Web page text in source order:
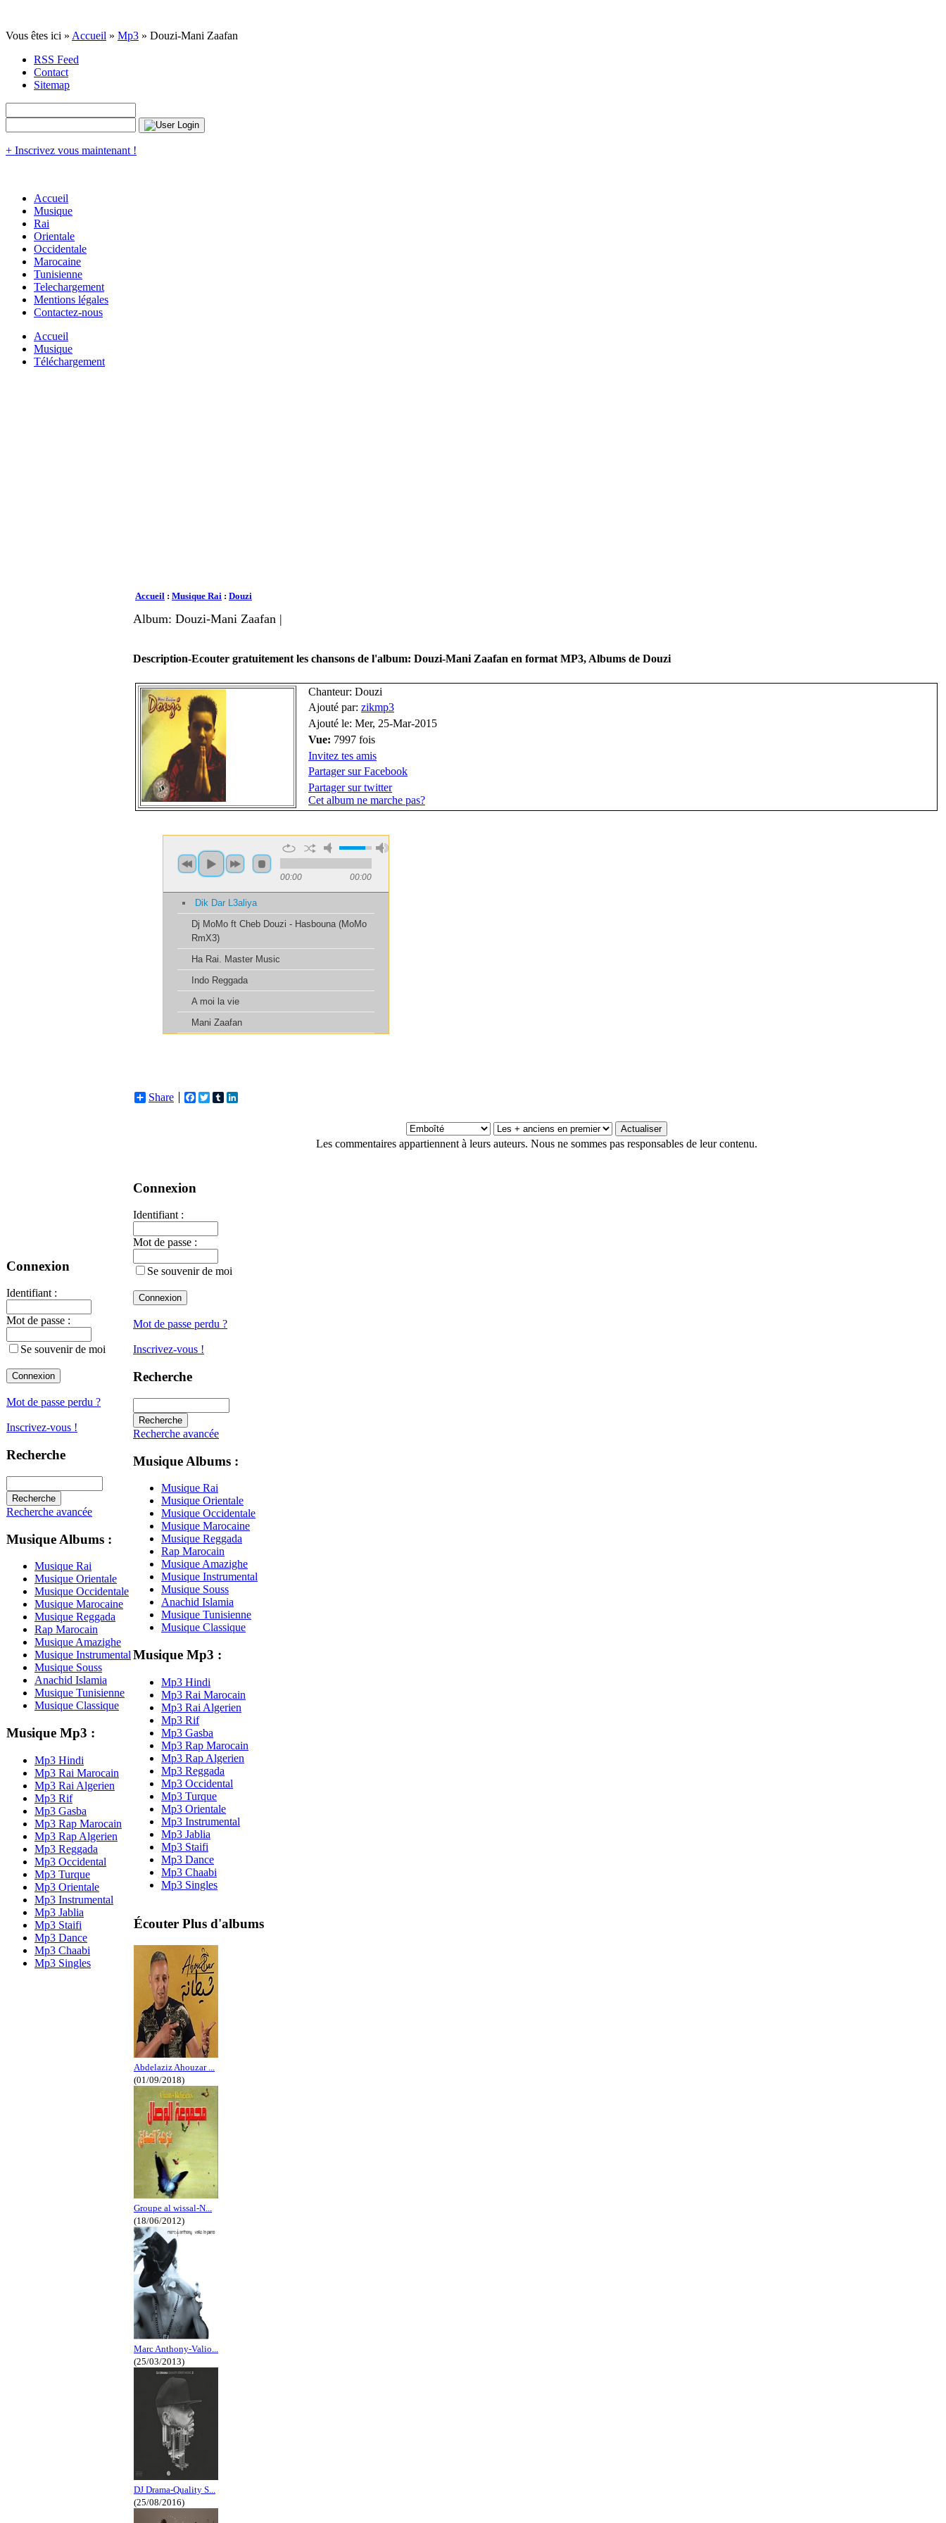
Vous êtes ici » Accueil » Mp3 » Douzi-Mani Zaafan
RSS Feed
Contact
Sitemap
+ Inscrivez vous maintenant !
Accueil
Musique
Rai
Orientale
Occidentale
Marocaine
Tunisienne
Telechargement
Mentions légales
Contactez-nous
Accueil
Musique
Téléchargement
Connexion
Identifiant :
Mot de passe :
Se souvenir de moi
Mot de passe perdu ?
Inscrivez-vous !
Recherche
Recherche avancée
Musique Albums :
Musique Rai
Musique Orientale
Musique Occidentale
Musique Marocaine
Musique Reggada
Rap Marocain
Musique Amazighe
Musique Instrumental
Musique Souss
Anachid Islamia
Musique Tunisienne
Musique Classique
Musique Mp3 :
Mp3 Hindi
Mp3 Rai Marocain
Mp3 Rai Algerien
Mp3 Rif
Mp3 Gasba
Mp3 Rap Marocain
Mp3 Rap Algerien
Mp3 Reggada
Mp3 Occidental
Mp3 Turque
Mp3 Orientale
Mp3 Instrumental
Mp3 Jablia
Mp3 Staifi
Mp3 Dance
Mp3 Chaabi
Mp3 Singles
Accueil : Musique Rai : Douzi
Album: Douzi-Mani Zaafan |
Description-Ecouter gratuitement les chansons de l'album: Douzi-Mani Zaafan en format MP3, Albums de Douzi
Chanteur: Douzi
Ajouté par: zikmp3
Ajouté le: Mer, 25-Mar-2015
Vue: 7997 fois
Invitez tes amis
Partager sur Facebook
Partager sur twitter
Cet album ne marche pas?
Share Facebook
TwitterTumblr
Les commentaires appartiennent à leurs auteurs. Nous ne sommes pas responsables de leur contenu.
Connexion
Identifiant :
Mot de passe :
Se souvenir de moi
Mot de passe perdu ?
Inscrivez-vous !
Recherche
Recherche avancée
Musique Albums :
Musique Rai
Musique Orientale
Musique Occidentale
Musique Marocaine
Musique Reggada
Rap Marocain
Musique Amazighe
Musique Instrumental
Musique Souss
Anachid Islamia
Musique Tunisienne
Musique Classique
Musique Mp3 :
Mp3 Hindi
Mp3 Rai Marocain
Mp3 Rai Algerien
Mp3 Rif
Mp3 Gasba
Mp3 Rap Marocain
Mp3 Rap Algerien
Mp3 Reggada
Mp3 Occidental
Mp3 Turque
Mp3 Orientale
Mp3 Instrumental
Mp3 Jablia
Mp3 Staifi
Mp3 Dance
Mp3 Chaabi
Mp3 Singles
Écouter Plus d'albums
Abdelaziz Ahouzar ...
(01/09/2018)
Groupe al wissal-N...
(18/06/2012)
Marc Anthony-Valio...
(25/03/2013)
DJ Drama-Quality S...
(25/08/2016)